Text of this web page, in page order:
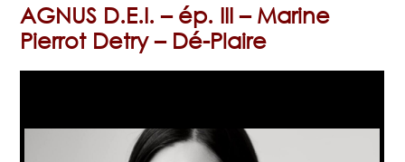
AGNUS D.E.I. – ép. III – Marine
Pierrot Detry – Dé-Plaire